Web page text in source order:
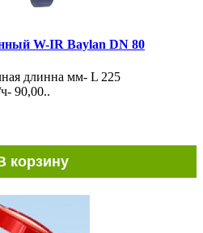
W-IR Baylan DN 80
длинна мм- L 225
90,00..
корзину